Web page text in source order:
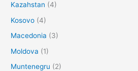
Kazahstan (4)
Kosovo (4)
Macedonia (3)
Moldova (1)
Muntenegru (2)